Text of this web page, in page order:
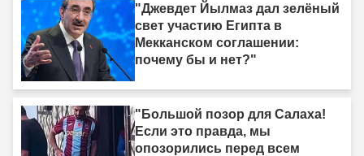
"Джевдет Йылмаз дал зелёный
свет участию Египта в
Мекканском соглашении:
почему бы и нет?"
"Большой позор для Салаха!
Если это правда, мы
опозорились перед всем